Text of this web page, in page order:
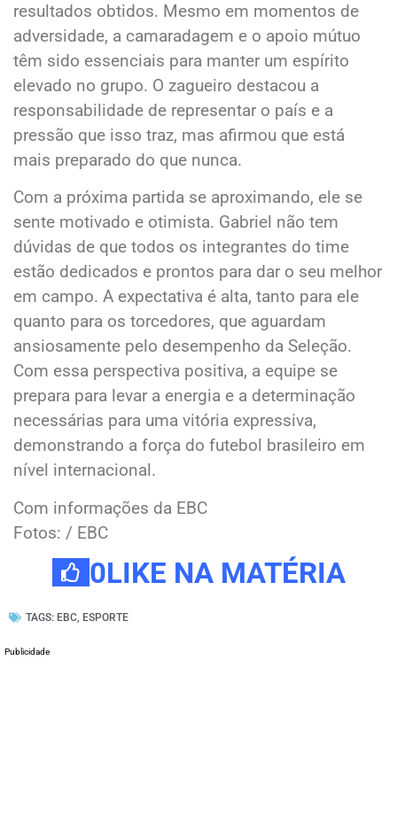
resultados obtidos. Mesmo em momentos de
adversidade, a camaradagem e o apoio mútuo
têm sido essenciais para manter um espírito
elevado no grupo. O zagueiro destacou a
responsabilidade de representar o país e a
pressão que isso traz, mas afirmou que está
mais preparado do que nunca.
Com a próxima partida se aproximando, ele se
sente motivado e otimista. Gabriel não tem
dúvidas de que todos os integrantes do time
estão dedicados e prontos para dar o seu melhor
em campo. A expectativa é alta, tanto para ele
quanto para os torcedores, que aguardam
ansiosamente pelo desempenho da Seleção.
Com essa perspectiva positiva, a equipe se
prepara para levar a energia e a determinação
necessárias para uma vitória expressiva,
demonstrando a força do futebol brasileiro em
nível internacional.
Com informações da EBC
Fotos: / EBC
0LIKE NA MATÉRIA
TAGS: EBC, ESPORTE
Publicidade